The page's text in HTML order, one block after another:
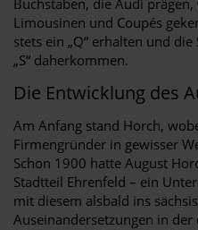
Limousinen und Coupés
stets ein „Q“ erhalten und
„S“ daherkommen.
Die Entwicklung des
Am Anfang stand Horch,
Firmengründer in gewisser
Schon 1900 hatte August
Stadtteil Ehrenfeld – ein
mit diesem alsbald ins
Auseinandersetzungen in